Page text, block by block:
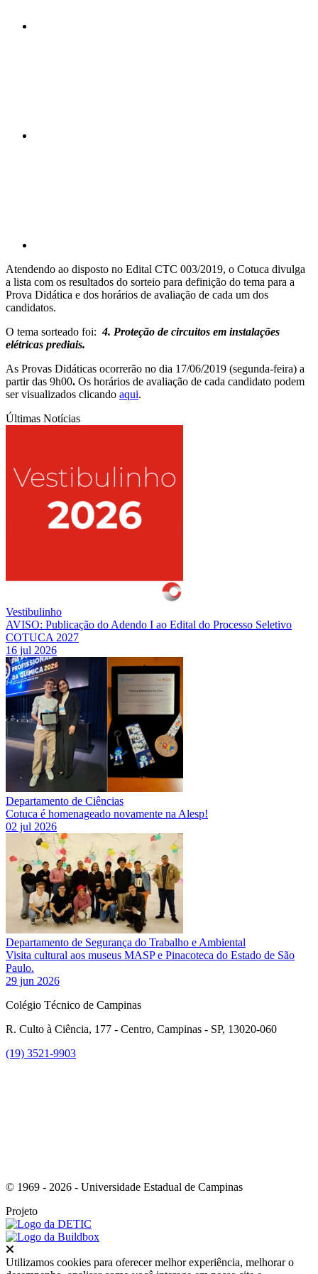
Atendendo ao disposto no Edital CTC 003/2019, o Cotuca divulga
a lista com os resultados do sorteio para definição do tema para a
Prova Didática e dos horários de avaliação de cada um dos
candidatos.
O tema sorteado foi:4. Proteção de circuitos em instalações
elétricas prediais.
As Provas Didáticas ocorrerão no dia 17/06/2019 (segunda-feira) a
partir das 9h00. Os horários de avaliação de cada candidato podem
ser visualizados clicando aqui.
Últimas Notícias
Vestibulinho
AVISO: Publicação do Adendo I ao Edital do Processo Seletivo
COTUCA 2027
16 jul 2026
Departamento de Ciências
Cotuca é homenageado novamente na Alesp!
02 jul 2026
Departamento de Segurança do Trabalho e Ambiental
Visita cultural aos museus MASP e Pinacoteca do Estado de São
Paulo.
29 jun 2026
Colégio Técnico de Campinas
R. Culto à Ciência, 177 - Centro, Campinas - SP, 13020-060
(19) 3521-9903
© 1969 - 2026 - Universidade Estadual de Campinas
Projeto
Utilizamos cookies para oferecer melhor experiência, melhorar o